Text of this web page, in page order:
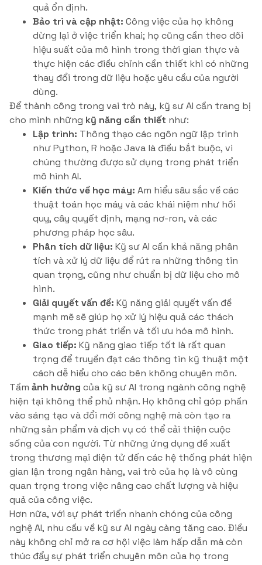
quả ổn định.
Bảo trì và cập nhật: Công việc của họ không
dừng lại ở việc triển khai; họ cũng cần theo dõi
hiệu suất của mô hình trong thời gian thực và
thực hiện các điều chỉnh cần thiết khi có những
thay đổi trong dữ liệu hoặc yêu cầu của người
dùng.
Để thành công trong vai trò này, kỹ sư AI cần trang bị
cho mình những kỹ năng cần thiết như:
Lập trình: Thông thạo các ngôn ngữ lập trình
như Python, R hoặc Java là điều bắt buộc, vì
chúng thường được sử dụng trong phát triển
mô hình AI.
Kiến thức về học máy: Am hiểu sâu sắc về các
thuật toán học máy và các khái niệm như hồi
quy, cây quyết định, mạng nơ-ron, và các
phương pháp học sâu.
Phân tích dữ liệu: Kỹ sư AI cần khả năng phân
tích và xử lý dữ liệu để rút ra những thông tin
quan trọng, cũng như chuẩn bị dữ liệu cho mô
hình.
Giải quyết vấn đề: Kỹ năng giải quyết vấn đề
mạnh mẽ sẽ giúp họ xử lý hiệu quả các thách
thức trong phát triển và tối ưu hóa mô hình.
Giao tiếp: Kỹ năng giao tiếp tốt là rất quan
trọng để truyền đạt các thông tin kỹ thuật một
cách dễ hiểu cho các bên không chuyên môn.
Tầm ảnh hưởng của kỹ sư AI trong ngành công nghệ
hiện tại không thể phủ nhận. Họ không chỉ góp phần
vào sáng tạo và đổi mới công nghệ mà còn tạo ra
những sản phẩm và dịch vụ có thể cải thiện cuộc
sống của con người. Từ những ứng dụng đề xuất
trong thương mại điện tử đến các hệ thống phát hiện
gian lận trong ngân hàng, vai trò của họ là vô cùng
quan trọng trong việc nâng cao chất lượng và hiệu
quả của công việc.
Hơn nữa, với sự phát triển nhanh chóng của công
nghệ AI, nhu cầu về kỹ sư AI ngày càng tăng cao. Điều
này không chỉ mở ra cơ hội việc làm hấp dẫn mà còn
thúc đẩy sự phát triển chuyên môn của họ trong